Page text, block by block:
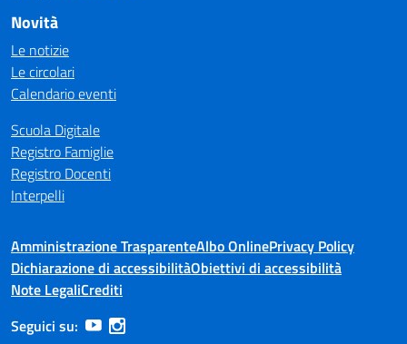
Novità
Le notizie
Le circolari
Calendario eventi
Scuola Digitale
Registro Famiglie
Registro Docenti
Interpelli
Amministrazione TrasparenteAlbo OnlinePrivacy Policy
Dichiarazione di accessibilitàObiettivi di accessibilità
Note LegaliCrediti
Seguici su: